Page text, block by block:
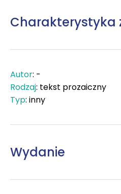
Charakterystyka
Autor: -
Rodzaj: tekst prozaiczny
Typ: inny
Wydanie